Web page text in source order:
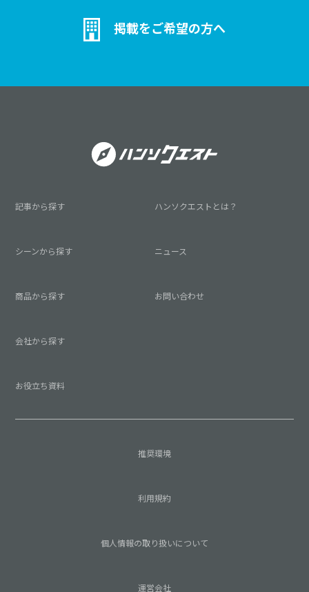
掲載をご希望の方へ
記事から探す
シーンから探す
商品から探す
会社から探す
お役立ち資料
ハンソクエストとは？
ニュース
お問い合わせ
推奨環境
利用規約
個人情報の取り扱いについて
運営会社